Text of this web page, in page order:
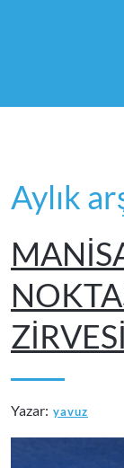
Aylık
ZİRVESİ
Yazar: yavuz